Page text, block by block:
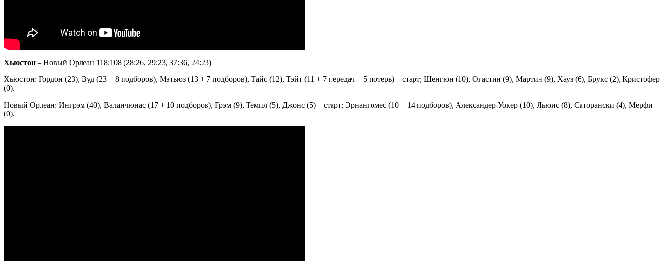
Хьюстон – Новый Орлеан 118:108 (28:26, 29:23, 37:36, 24:23)
Хьюстон: Гордон (23), Вуд (23 + 8 подборов), Мэтьюз (13 + 7 подборов), Тайс (12), Тэйт (11 + 7 передач + 5 потерь) – старт; Шенгюн (10), Огастин (9), Мартин (9), Хауз (6), Брукс (2), Кристофер
(0).
Новый Орлеан: Ингрэм (40), Валанчюнас (17 + 10 подборов), Грэм (9), Темпл (5), Джонс (5) – старт; Эрнангомес (10 + 14 подборов), Александер-Уокер (10), Льюис (8), Саторански (4), Мерфи
(0).